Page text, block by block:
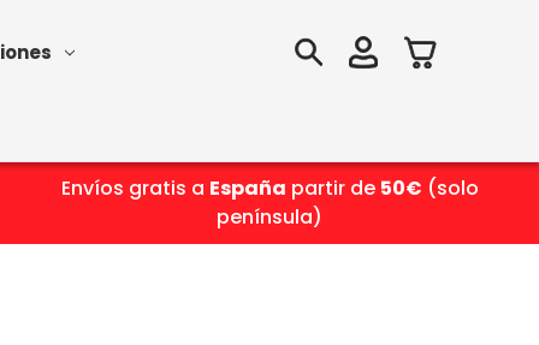
Envíos gratis a España partir de 50€ (solo
península)